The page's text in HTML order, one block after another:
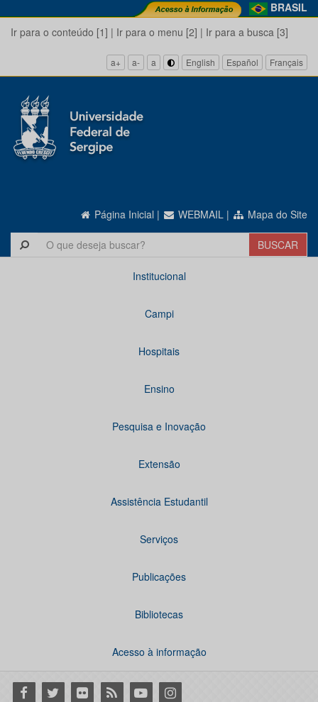
BRASIL
Ir para o conteúdo [1] | Ir para o menu [2] | Ir para a busca [3]
a+ a- a English Español Français
Página Inicial | WEBMAIL | Mapa do Site
Institucional
Campi
Hospitais
Ensino
Pesquisa e Inovação
Extensão
Assistência Estudantil
Serviços
Publicações
Bibliotecas
Acesso à informação
Facebook
Twitter Flickr RSS YoutubeInstagram